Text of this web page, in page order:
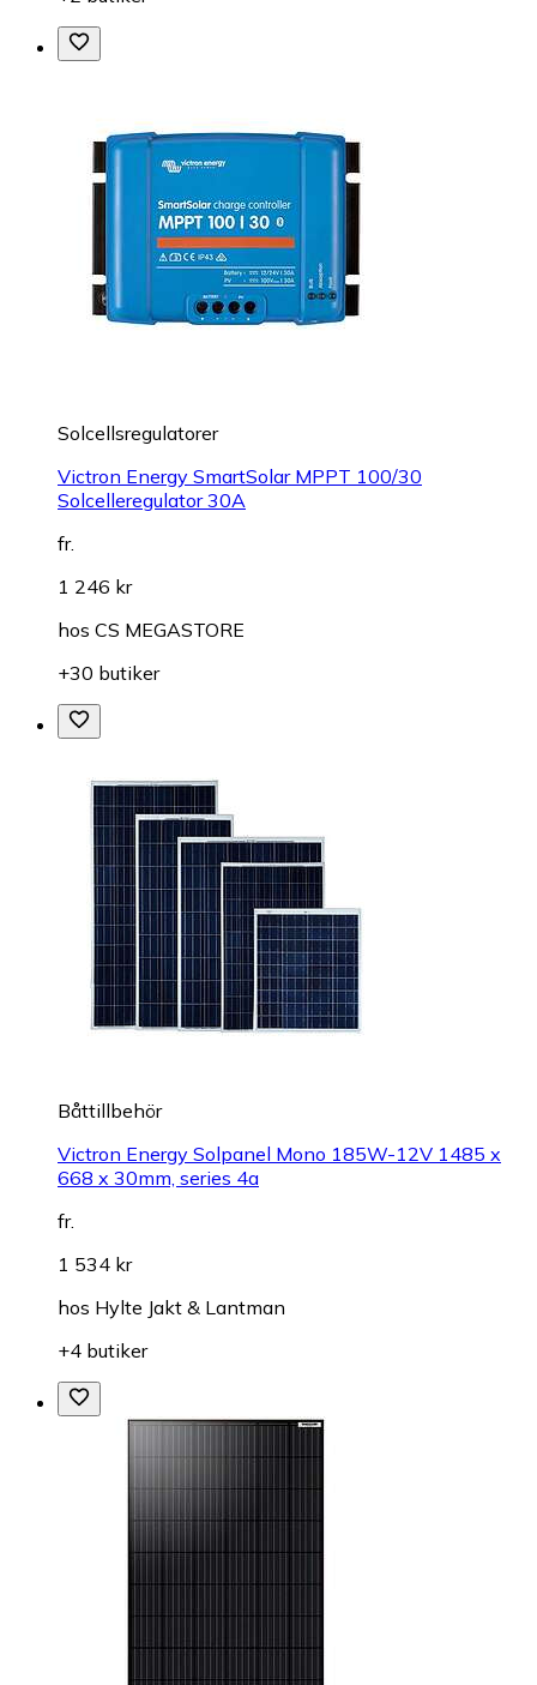
Solcellsregulatorer
Victron Energy SmartSolar MPPT 100/30
Solcelleregulator 30A
fr.
1 246 kr
hos CS MEGASTORE
+30 butiker
Båttillbehör
Victron Energy Solpanel Mono 185W-12V 1485 x
668 x 30mm, series 4a
fr.
1 534 kr
hos Hylte Jakt & Lantman
+4 butiker